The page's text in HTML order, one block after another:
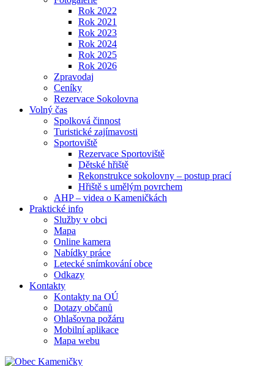
Rok 2022
Rok 2021
Rok 2023
Rok 2024
Rok 2025
Rok 2026
Zpravodaj
Ceníky
Rezervace Sokolovna
Volný čas
Spolková činnost
Turistické zajímavosti
Sportoviště
Rezervace Sportoviště
Dětské hřiště
Rekonstrukce sokolovny – postup prací
Hřiště s umělým povrchem
AHP – videa o Kameničkách
Praktické info
Služby v obci
Mapa
Online kamera
Nabídky práce
Letecké snímkování obce
Odkazy
Kontakty
Kontakty na OÚ
Dotazy občanů
Ohlašovna požáru
Mobilní aplikace
Mapa webu